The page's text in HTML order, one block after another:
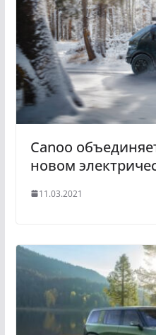
Canoo
новом
11.03.2021